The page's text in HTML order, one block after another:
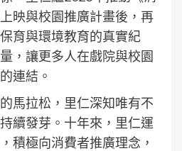
映與校園推廣計畫後，再
育與環境教育的真實紀
，讓更多人在戲院與校園
連結。
馬拉松，里仁深知唯有不
續發芽。十年來，里仁運
積極向消費者推廣理念，